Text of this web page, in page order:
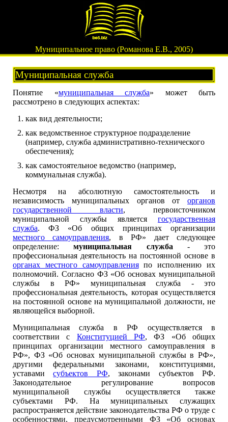
Муниципальное право (Романова Е.В., 2005)
Муниципальная служба
Понятие «муниципальная служба» может быть
рассмотрено в следующих аспектах:
как вид деятельности;
как ведомственное структурное подразделение
(например, служба административно-технического
обеспечения);
как самостоятельное ведомство (например,
коммунальная служба).
Несмотря на абсолютную самостоятельность и
независимость муниципальных органов от органов
государственной власти, первоисточником
муниципальной службы является государственная
служба. ФЗ «Об общих принципах организации
местного самоуправления, в РФ» дает следующее
определение:муниципальная служба - это
профессиональная деятельность на постоянной основе в
органах местного самоуправленияпо исполнению их
полномочий. Согласно ФЗ «Об основах муниципальной
службы в РФ» муниципальная служба - это
профессиональная деятельность, которая осуществляется
на постоянной основе на муниципальной должности, не
являющейся выборной.
Муниципальная служба в РФ осуществляется в
соответствии с Конституцией РФ, ФЗ «Об общих
принципах организации местного самоуправления в
РФ», ФЗ «Об основах муниципальной службы в РФ»,
другими федеральными законами, конституциями,
уставамисубъектов РФ, законами субъектов РФ.
Законодательное регулирование вопросов
муниципальной службы осуществляется также
субъектами РФ. На муниципальных служащих
распространяется действие законодательства РФ о труде с
особенностями, предусмотренными ФЗ «Об основах